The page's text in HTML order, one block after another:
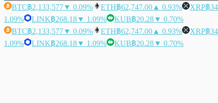
BTC฿2,133,577▼ 0.09% ETH฿62,747.00 ▲ 0.93% XRP฿
1.09%
LINK฿268.18▼ 1.09% KUB฿20.28▼ 0.70%
BTC฿2,133,577▼ 0.09% ETH฿62,747.00 ▲ 0.93% XRP฿
1.09%
LINK฿268.18▼ 1.09% KUB฿20.28▼ 0.70%